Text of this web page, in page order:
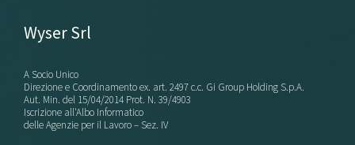
Wyser Srl
A Socio Unico
Direzione e Coordinamento ex. art. 2497 c.c. Gi Group Holding S.p.A.
Aut. Min. del 15/04/2014 Prot. N. 39/4903
Iscrizione all'Albo Informatico
delle Agenzie per il Lavoro – Sez. IV